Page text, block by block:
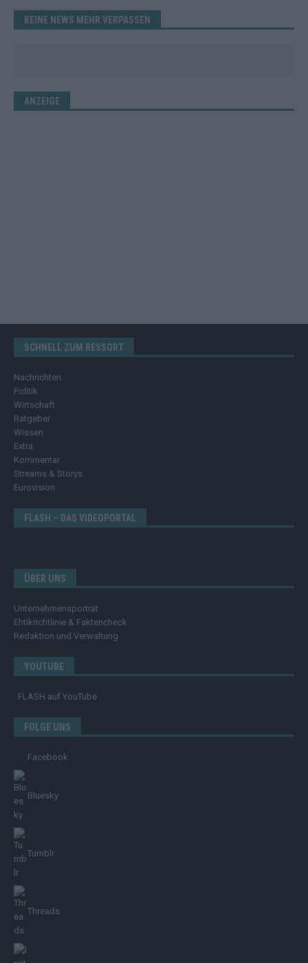
KEINE NEWS MEHR VERPASSEN
ANZEIGE
SCHNELL ZUM RESSORT
Nachrichten
Politik
Wirtschaft
Ratgeber
Wissen
Extra
Kommentar
Streams & Storys
Eurovision
FLASH – DAS VIDEOPORTAL
ÜBER UNS
Unternehmensporträt
Ehtikrichtlinie & Faktencheck
Redaktion und Verwaltung
YOUTUBE
FLASH auf YouTube
FOLGE UNS
Facebook
Bluesky
Tumblr
Threads